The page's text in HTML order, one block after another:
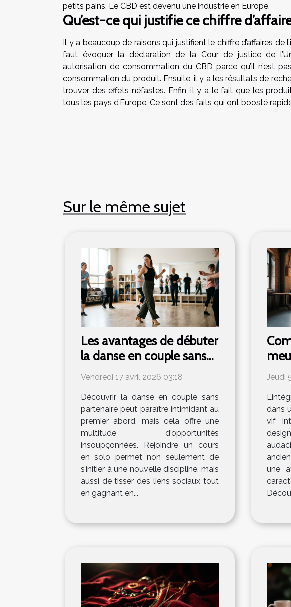
petits pains. Le CBD est devenu une industrie en Europe.
Qu’est-ce qui justifie ce chiffre
Il y a beaucoup de raisons qui justifient le chiffre d’affaires de
faut évoquer la déclaration de la Cour de justice de
autorisation de consommation du CBD parce qu’il n’est
consommation du produit. Ensuite, il y a les résultats de
trouver des effets néfastes. Enfin, il y a le fait que les
tous les pays d’Europe. Ce sont des faits qui ont boosté
Sur le même sujet
Les avantages de débuter
la danse en couple sans
partenaire
Vendredi 17 avril 2026 03:18
Découvrir la danse en couple sans
partenaire peut paraître intimidant au
premier abord, mais cela offre une
multitude d'opportunités
insoupçonnées. Rejoindre un cours
en solo permet non seulement de
s’initier à une nouvelle discipline, mais
aussi de tisser des liens sociaux tout
en gagnant en...
un
Jeudi
dans
vif
une